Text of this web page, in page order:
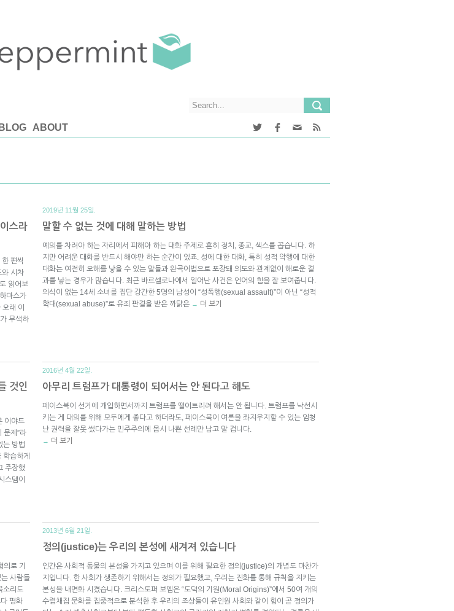
BLOG ABOUT
스라
편씩
와 시차
읽어보
마스가
래 이
무색하
2019년 11월 25일.
말할 수 없는 것에 대해 말하는 방법
예의를 차려야 하는 자리에서 피해야 하는 대화 주제로 흔히 정치, 종교, 섹스를 꼽습니다. 하
지만 어려운 대화를 반드시 해야만 하는 순간이 있죠. 성에 대한 대화, 특히 성적 악행에 대한
대화는 여전히 오해를 낳을 수 있는 말들과 완곡어법으로 포장돼 의도와 관계없이 해로운 결
과를 낳는 경우가 많습니다. 최근 바르셀로나에서 일어난 사건은 언어의 힘을 잘 보여줍니다.
의식이 없는 14세 소녀를 집단 강간한 5명의 남성이 “성폭행(sexual assault)”이 아닌 “성적
학대(sexual abuse)”로 유죄 판결을 받은 까닭은 → 더 보기
것인
이야드
문제”라
는 방법
습하게
주장했
스템이
2016년 4월 22일.
아무리 트럼프가 대통령이 되어서는 안 된다고 해도
페이스북이 선거에 개입하면서까지 트럼프를 떨어트리려 해서는 안 됩니다. 트럼프를 낙선시
키는 게 대의를 위해 모두에게 좋다고 하더라도, 페이스북이 여론을 좌지우지할 수 있는 엄청
난 권력을 잘못 썼다가는 민주주의에 몹시 나쁜 선례만 남고 말 겁니다.
→ 더 보기
로 기
사람들
소리도
평화
2013년 6월 21일.
정의(justice)는 우리의 본성에 새겨져 있습니다
인간은 사회적 동물의 본성을 가지고 있으며 이를 위해 필요한 정의(justice)의 개념도 마찬가
지입니다. 한 사회가 생존하기 위해서는 정의가 필요했고, 우리는 진화를 통해 규칙을 지키는
본성을 내면화 시켰습니다. 크리스토퍼 보엠은 “도덕의 기원(Moral Origins)”에서 50여 개의
수렵채집 문화를 집중적으로 분석한 후 우리의 조상들이 유인원 사회와 같이 힘이 곧 정의가